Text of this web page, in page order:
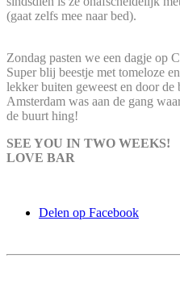
(gaat zelfs mee naar bed).
Zondag pasten we een dagje op
Super blij beestje met tomeloze
lekker buiten geweest en door
Amsterdam was aan de gang
de buurt hing!
SEE YOU IN TWO WEEKS!
LOVE BAR
Delen op Facebook